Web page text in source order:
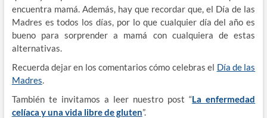
encuentra mamá. Además, hay que recordar que, el Día de las
Madres es todos los días, por lo que cualquier día del año es
bueno para sorprender a mamá con cualquiera de estas
alternativas.
Recuerda dejar en los comentarios cómo celebras el Día de las
Madres.
También te invitamos a leer nuestro post “La enfermedad
celíaca y una vida libre de gluten”.